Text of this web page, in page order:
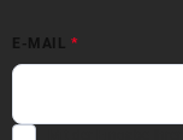
E-MAIL